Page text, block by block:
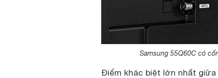
Samsung 55Q60C có
Điểm khác biệt lớn nhất giữa